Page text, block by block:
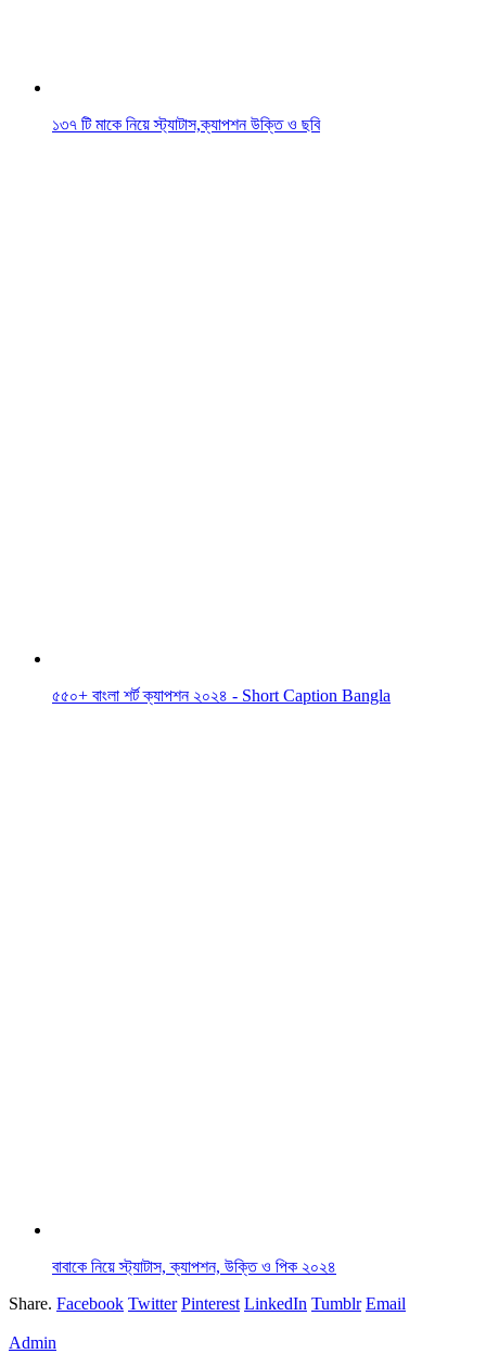
১৩৭ টি মাকে নিয়ে স্ট্যাটাস,ক্যাপশন উক্তি ও ছবি
৫৫০+ বাংলা শর্ট ক্যাপশন ২০২৪ - ‍Short Caption Bangla
বাবাকে নিয়ে স্ট্যাটাস, ক্যাপশন, উক্তি ও পিক ২০২৪
Share. Facebook Twitter Pinterest LinkedIn Tumblr Email
Admin